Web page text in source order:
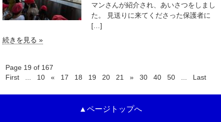
マンさんが紹介され、あいさつをしまし
た。 見送りに来てくださった保護者に
[…]
続きを見る »
Page 19 of 167
First
10 « 17 18 19 20 21 » 30 40 50 Last
▲ページトップへ